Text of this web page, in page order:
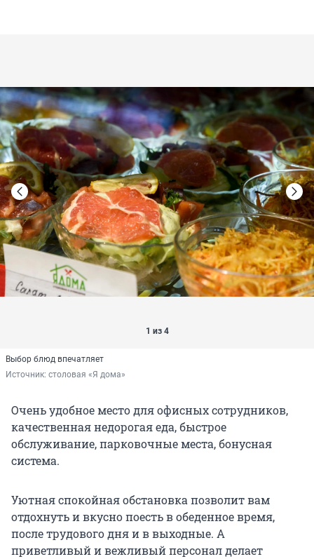
1 из 4
Выбор блюд впечатляет
Источник: столовая «Я дома»
Очень удобное место для офисных сотрудников,
качественная недорогая еда, быстрое
обслуживание, парковочные места, бонусная
система.
Уютная спокойная обстановка позволит вам
отдохнуть и вкусно поесть в обеденное время,
после трудового дня и в выходные. А
приветливый и вежливый персонал делает